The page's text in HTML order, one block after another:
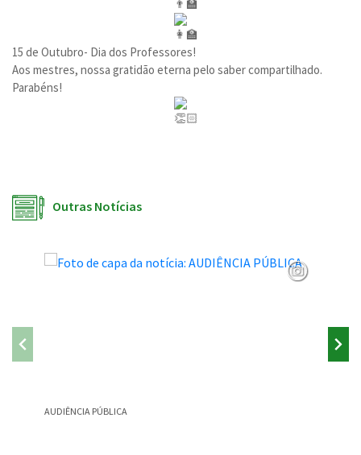
15 de Outubro- Dia dos Professores!
Aos mestres, nossa gratidão eterna pelo saber compartilhado.
Parabéns!
Outras Notícias
AUDIÊNCIA PÚBLICA